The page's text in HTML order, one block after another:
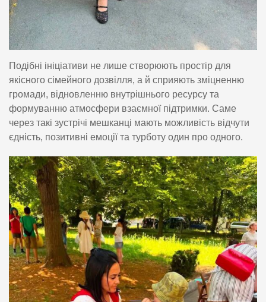
Подібні ініціативи не лише створюють простір для
якісного сімейного дозвілля, а й сприяють зміцненню
громади, відновленню внутрішнього ресурсу та
формуванню атмосфери взаємної підтримки. Саме
через такі зустрічі мешканці мають можливість відчути
єдність, позитивні емоції та турботу один про одного.